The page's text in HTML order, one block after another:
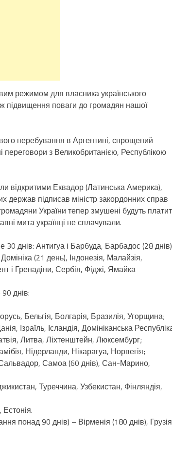
режимом для власника українського
підвищення поваги до громадян нашої
перебування в Аргентині, спрощений
переговори з Великобританією, Республікою
відкритими Еквадор (Латинська Америка),
держав підписав міністр закордонних справ
України тепер змушені будуть
мита українці не сплачували.
30 днів: Антигуа і Барбуда, Барбадос (28
(21 день), Індонезія, Малайзія,
і Гренадіни, Сербія, Фіджі, Ямайка
днів:
Бельгія, Болгарія, Бразилія, Угорщина;
Ізраїль, Ісландія, Домініканська
Литва, Ліхтенштейн, Люксембург;
Нідерланди, Нікарагуа, Норвегія;
Самоа (60 днів), Сан-Марино,
Туреччина, Узбекистан, Фінляндія,
понад 90 днів) – Вірменія (180 днів), Грузія